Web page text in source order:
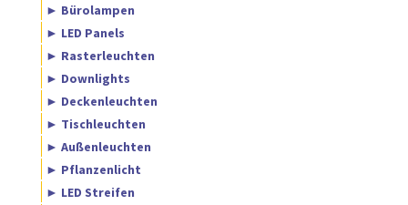
► Bürolampen
► LED Panels
► Rasterleuchten
► Downlights
► Deckenleuchten
► Tischleuchten
► Außenleuchten
► Pflanzenlicht
► LED Streifen